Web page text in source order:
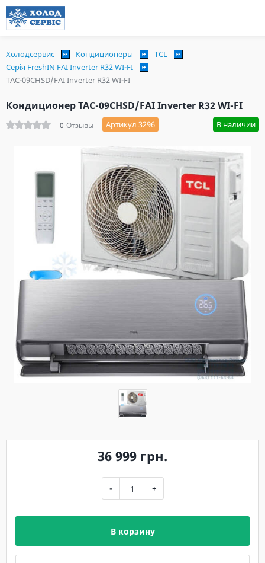
Холодсервис Кондиционеры
TCL
Серія FreshIN FAI Inverter R32 WI-FI
TAC-09CHSD/FAI Inverter R32 WI-FI
Кондиционер TAC-09CHSD/FAI Inverter R32 WI-FI
0 Отзывы Артикул 3296 В наличии
36 999 грн.
- +
В корзину